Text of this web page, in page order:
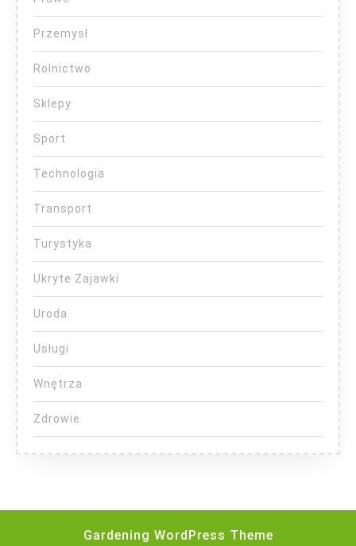
Przemysł
Rolnictwo
Sklepy
Sport
Technologia
Transport
Turystyka
Ukryte Zajawki
Uroda
Usługi
Wnętrza
Zdrowie
Gardening WordPress Theme